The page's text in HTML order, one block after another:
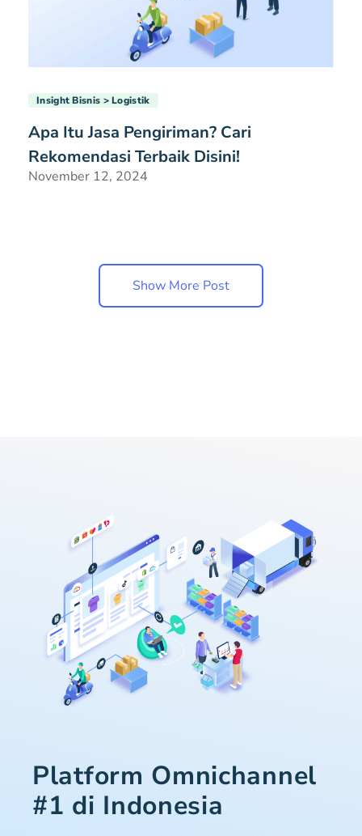
Insight Bisnis Logistik
Apa Itu Jasa Pengiriman? Cari
Rekomendasi Terbaik Disini!
November 12, 2024
Show More Post
Platform Omnichannel
#1 di Indonesia